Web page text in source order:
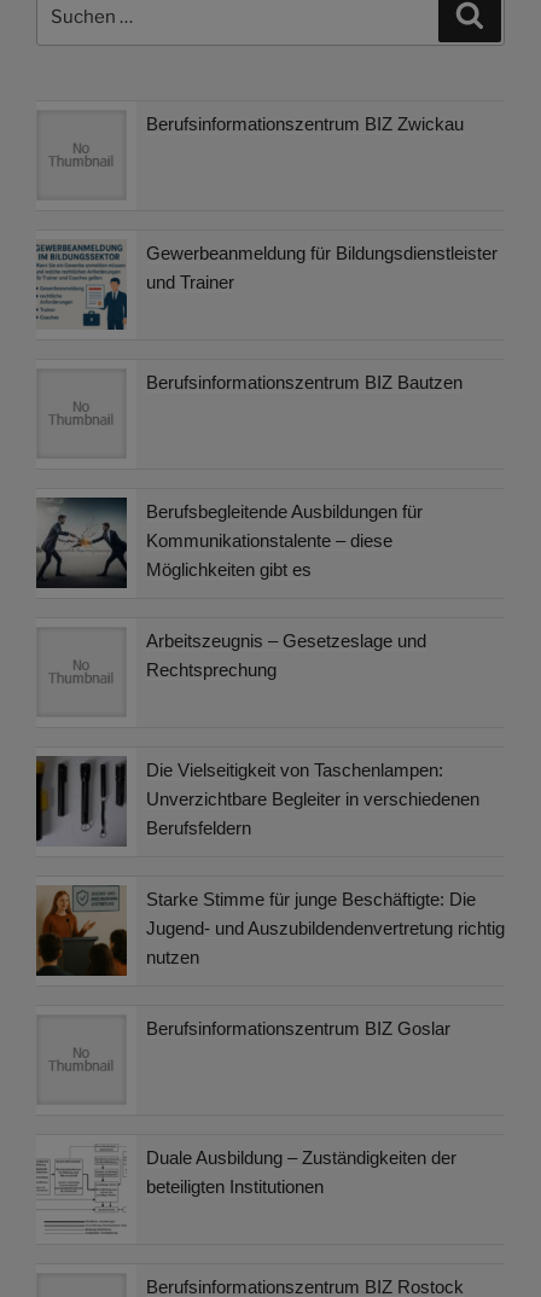
Berufsinformationszentrum BIZ Zwickau
Gewerbeanmeldung für Bildungsdienstleister
und Trainer
Berufsinformationszentrum BIZ Bautzen
Berufsbegleitende Ausbildungen für
Kommunikationstalente – diese
Möglichkeiten gibt es
Arbeitszeugnis – Gesetzeslage und
Rechtsprechung
Die Vielseitigkeit von Taschenlampen:
Unverzichtbare Begleiter in verschiedenen
Berufsfeldern
Starke Stimme für junge Beschäftigte: Die
Jugend- und Auszubildendenvertretung richtig
nutzen
Berufsinformationszentrum BIZ Goslar
Duale Ausbildung – Zuständigkeiten der
beteiligten Institutionen
Berufsinformationszentrum BIZ Rostock